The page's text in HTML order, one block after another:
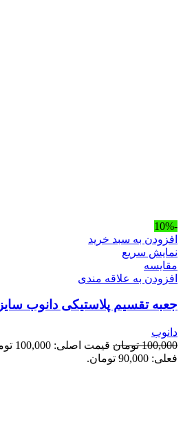
-10%
افزودن به سبد خرید
نمایش سریع
مقايسه
افزودن به علاقه مندی
جعبه تقسیم پلاستیکی دانوب سایز 60*100*100
دانوب
100,000 تومان قیمت اصلی: 100,000 تومان بود.
فعلی: 90,000 تومان.